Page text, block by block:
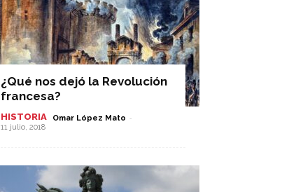
¿Qué nos dejó la Revolución
francesa?
HISTORIA Omar López Mato -
11 julio, 2018